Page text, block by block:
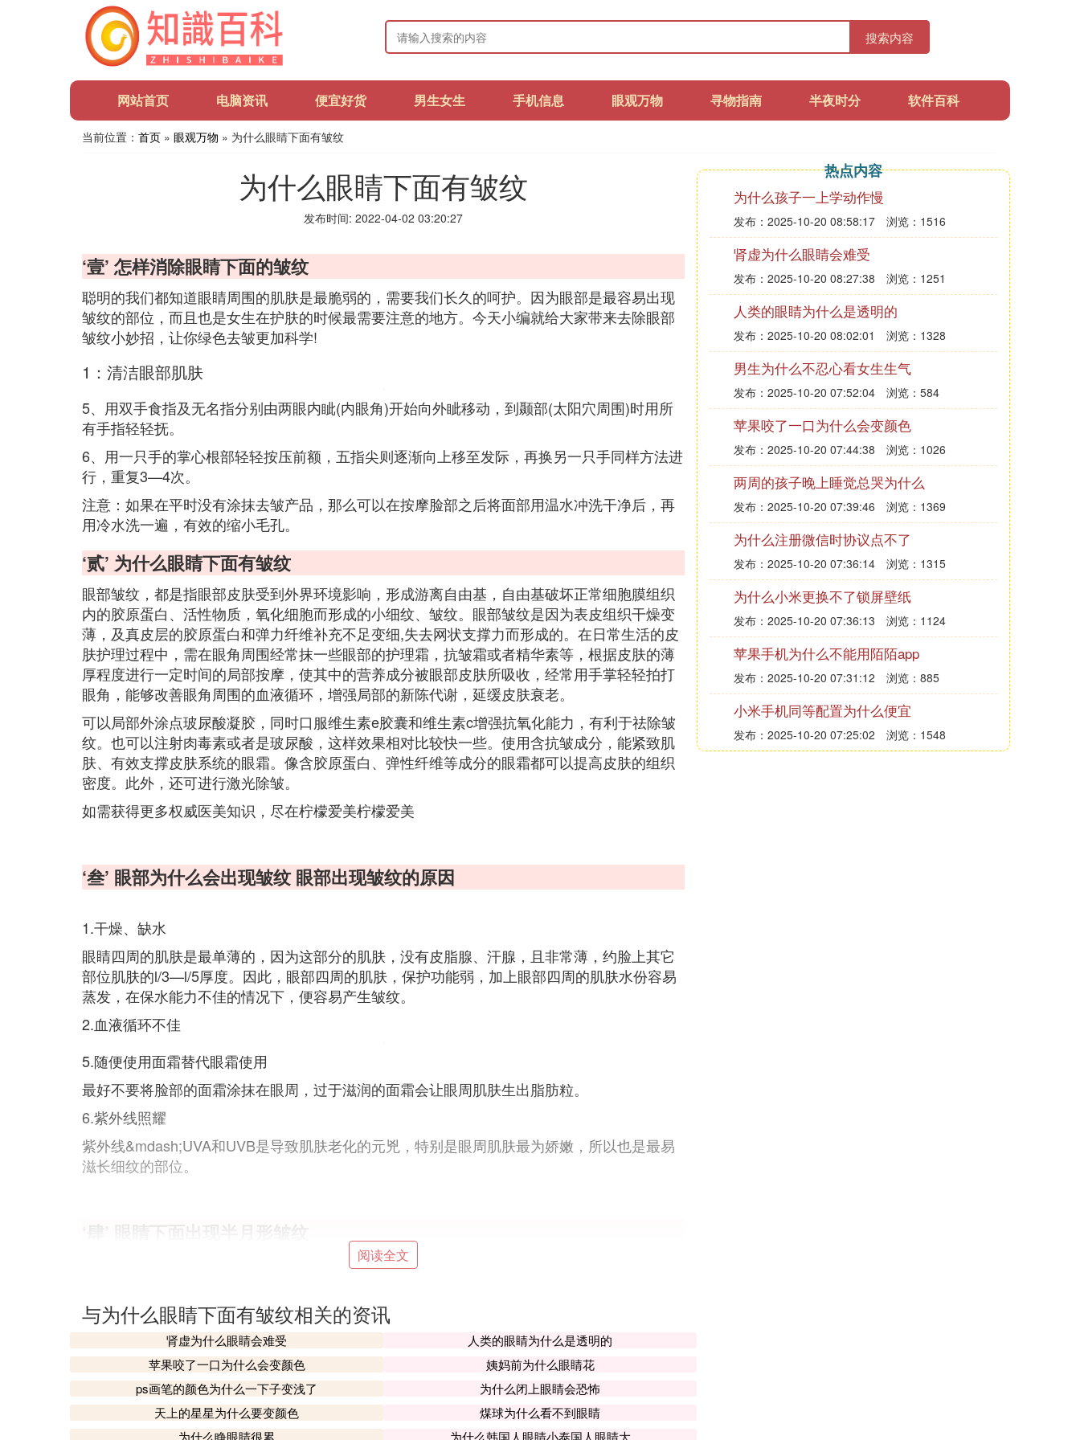
搜索内容
网站首页 电脑资讯 便宜好货 男生女生 手机信息 眼观万物 寻物指南 半夜时分 软件百科
当前位置： 首页 » 眼观万物 » 为什么眼睛下面有皱纹
为什么眼睛下面有皱纹
发布时间: 2022-04-02 03:20:27
‘壹’ 怎样消除眼睛下面的皱纹
聪明的我们都知道眼睛周围的肌肤是最脆弱的，需要我们长久的呵护。因为眼部是最容易出现
皱纹的部位，而且也是女生在护肤的时候最需要注意的地方。今天小编就给大家带来去除眼部
皱纹小妙招，让你绿色去皱更加科学!
1：清洁眼部肌肤
5、用双手食指及无名指分别由两眼内眦(内眼角)开始向外眦移动，到颞部(太阳穴周围)时用所
有手指轻轻抚。
6、用一只手的掌心根部轻轻按压前额，五指尖则逐渐向上移至发际，再换另一只手同样方法进
行，重复3—4次。
注意：如果在平时没有涂抹去皱产品，那么可以在按摩脸部之后将面部用温水冲洗干净后，再
用冷水洗一遍，有效的缩小毛孔。
‘贰’ 为什么眼睛下面有皱纹
眼部皱纹，都是指眼部皮肤受到外界环境影响，形成游离自由基，自由基破坏正常细胞膜组织
内的胶原蛋白、活性物质，氧化细胞而形成的小细纹、皱纹。眼部皱纹是因为表皮组织干燥变
薄，及真皮层的胶原蛋白和弹力纤维补充不足变细,失去网状支撑力而形成的。在日常生活的皮
肤护理过程中，需在眼角周围经常抹一些眼部的护理霜，抗皱霜或者精华素等，根据皮肤的薄
厚程度进行一定时间的局部按摩，使其中的营养成分被眼部皮肤所吸收，经常用手掌轻轻拍打
眼角，能够改善眼角周围的血液循环，增强局部的新陈代谢，延缓皮肤衰老。
可以局部外涂点玻尿酸凝胶，同时口服维生素e胶囊和维生素c增强抗氧化能力，有利于祛除皱
纹。也可以注射肉毒素或者是玻尿酸，这样效果相对比较快一些。使用含抗皱成分，能紧致肌
肤、有效支撑皮肤系统的眼霜。像含胶原蛋白、弹性纤维等成分的眼霜都可以提高皮肤的组织
密度。此外，还可进行激光除皱。
如需获得更多权威医美知识，尽在柠檬爱美柠檬爱美
‘叁’ 眼部为什么会出现皱纹 眼部出现皱纹的原因
1.干燥、缺水
眼睛四周的肌肤是最单薄的，因为这部分的肌肤，没有皮脂腺、汗腺，且非常薄，约脸上其它
部位肌肤的l/3—l/5厚度。因此，眼部四周的肌肤，保护功能弱，加上眼部四周的肌肤水份容易
蒸发，在保水能力不佳的情况下，便容易产生皱纹。
2.血液循环不佳
5.随便使用面霜替代眼霜使用
最好不要将脸部的面霜涂抹在眼周，过于滋润的面霜会让眼周肌肤生出脂肪粒。
6.紫外线照耀
紫外线&mdash;UVA和UVB是导致肌肤老化的元兇，特别是眼周肌肤最为娇嫩，所以也是最易
滋长细纹的部位。
‘肆’ 眼睛下面出现半月形皱纹
经常睡眠不足，会使皮肤的调节功能受损，致使容颜憔悴，容易衰老起皱。经常闷闷不乐，急
向的皱纹，使人逐渐出现衰老现象。如果身体营养状况好，皮肤的营养供应充足，皮下组织丰
满，皱纹就出现的晚；如营养状况不佳，致使皮肤肌肉组织营养不良，引起皮肤粗糙和松弛，
容易产主皱纹。洗脸水以30 摄氏度左右的温水最合适，如果水温太高，皮肤的皮脂和水分会被
热气所吸收，而使皮肤干燥，日久天长逐渐在脸部产生皱纹。
‘伍’ 我眼睛下面一条严重的皱纹，怎么办
阅读全文
与为什么眼睛下面有皱纹相关的资讯
肾虚为什么眼睛会难受
人类的眼睛为什么是透明的
苹果咬了一口为什么会变颜色
姨妈前为什么眼睛花
ps画笔的颜色为什么一下子变浅了
为什么闭上眼睛会恐怖
天上的星星为什么要变颜色
煤球为什么看不到眼睛
为什么睁眼睛很累
为什么韩国人眼睛小泰国人眼睛大
热点内容
为什么孩子一上学动作慢
发布：2025-10-20 08:58:17 浏览：1516
肾虚为什么眼睛会难受
发布：2025-10-20 08:27:38 浏览：1251
人类的眼睛为什么是透明的
发布：2025-10-20 08:02:01 浏览：1328
男生为什么不忍心看女生生气
发布：2025-10-20 07:52:04 浏览：584
苹果咬了一口为什么会变颜色
发布：2025-10-20 07:44:38 浏览：1026
两周的孩子晚上睡觉总哭为什么
发布：2025-10-20 07:39:46 浏览：1369
为什么注册微信时协议点不了
发布：2025-10-20 07:36:14 浏览：1315
为什么小米更换不了锁屏壁纸
发布：2025-10-20 07:36:13 浏览：1124
苹果手机为什么不能用陌陌app
发布：2025-10-20 07:31:12 浏览：885
小米手机同等配置为什么便宜
发布：2025-10-20 07:25:02 浏览：1548